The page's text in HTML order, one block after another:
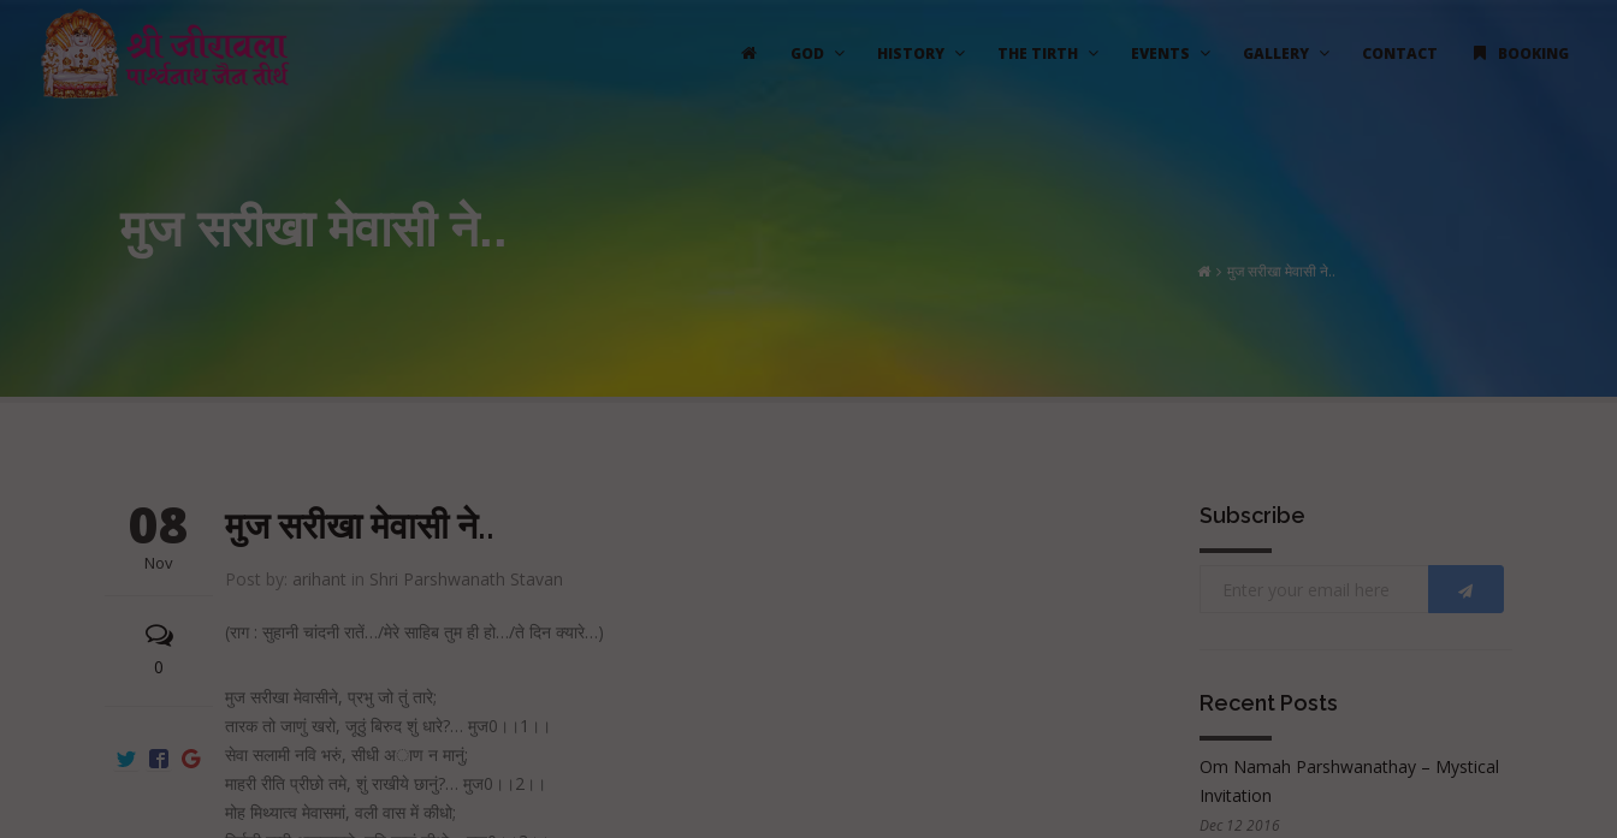
GOD HISTORY THE TIRTH EVENTS GALLERY CONTACT BOOKING
मुज सरीखा मेवासी ने..
मुज सरीखा मेवासी ने..
मुज सरीखा मेवासी ने..
Post by: arihant in Shri Parshwanath Stavan
(राग : सुहानी चांदनी रातें…/मेरे साहिब तुम ही हो…/ते दिन क्यारे…)
मुज सरीखा मेवासीने, प्रभु जो तुं तारे;
तारक तो जाणुं खरो, जूठुं बिरुद शुं धारे?… मुज0।।1।।
सेवा सलामी नवि भरुं, सीधी अाण न मानुं;
माहरी रीति प्रीछो तमे, शुं राखीये छानुं?… मुज0।।2।।
मोह मिथ्यात्व मेवासमां, वली वास में कीधो;
08
Nov
0
Subscribe
Recent Posts
Om Namah Parshwanathay – Mystical
Invitation
Dec 12 2016